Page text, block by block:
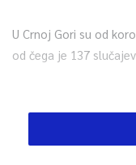
U Crnoj Gori su od
od čega je 137